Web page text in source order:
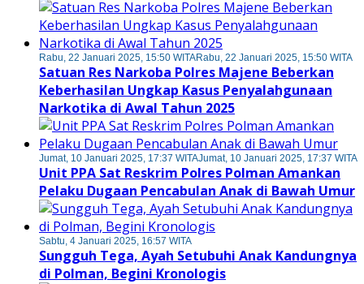
Rabu, 22 Januari 2025, 15:50 WITARabu, 22 Januari 2025, 15:50 WITA
Satuan Res Narkoba Polres Majene Beberkan
Keberhasilan Ungkap Kasus Penyalahgunaan
Narkotika di Awal Tahun 2025
Jumat, 10 Januari 2025, 17:37 WITAJumat, 10 Januari 2025, 17:37 WITA
Unit PPA Sat Reskrim Polres Polman Amankan
Pelaku Dugaan Pencabulan Anak di Bawah Umur
Sabtu, 4 Januari 2025, 16:57 WITA
Sungguh Tega, Ayah Setubuhi Anak Kandungnya
di Polman, Begini Kronologis